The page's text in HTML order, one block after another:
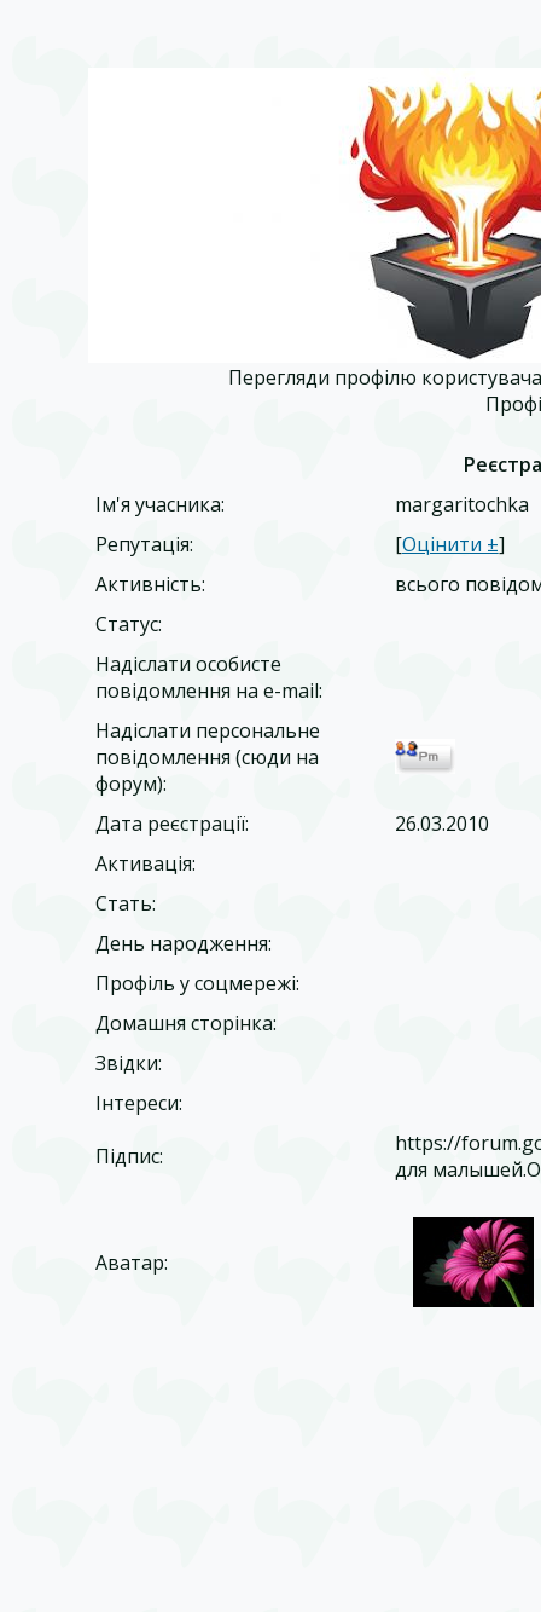
Перегляди профілю
Ім'я учасника:
margaritochka
Репутація:
[Оцінити ±]
Активність:
всього
Статус:
Надіслати особисте
повідомлення на e-mail:
Надіслати персональне
повідомлення (сюди на
форум):
Дата реєстрації:
26.03.2010
Активація:
Стать:
День народження:
Профіль у соцмережі:
Домашня сторінка:
Звідки:
Інтереси:
Підпис:
https://
для
Аватар: